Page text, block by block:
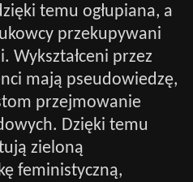
temu ogłupiana, a
przekupywani
Wykształceni przez
mają pseudowiedzę,
przejmowanie
Dzięki temu
zieloną
feministyczną,